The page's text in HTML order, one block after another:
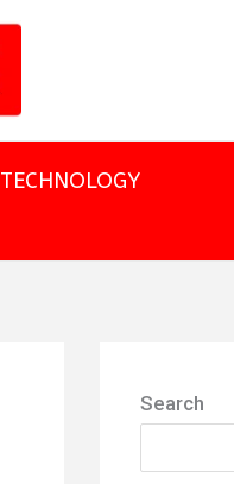
TECHNOLOGY
Search